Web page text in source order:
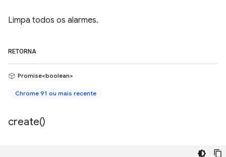
Limpa todos os alarmes.
RETORNA
Promise<boolean>
Chrome 91 ou mais recente
create()